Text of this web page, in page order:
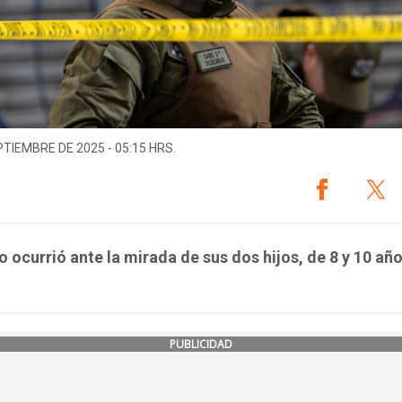
DE 2025 - 05:15 HRS.
ocurrió ante la mirada de sus dos hijos, de 8 y 10
PUBLICIDAD